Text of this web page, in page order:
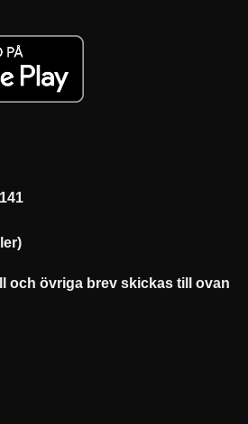
och övriga brev skickas till ovan